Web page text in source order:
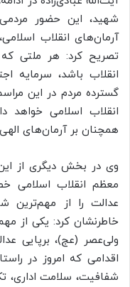
شهید، این حضور مردمی
آرمان‌های انقلاب
تصریح کرد: هر ملتی
انقلاب باشد، سرمایه
گسترده مردم در این
انقلاب اسلامی
همچنان بر آرمان‌های
وی در بخش دیگری از این
معظم انقلاب اسلامی
عدالت را از مهم‌ترین
خاطرنشان کرد: یکی از
ولی‌عصر (عج)، برپایی
اقدامی که امروز در
شفافیت، سلامت اداری،